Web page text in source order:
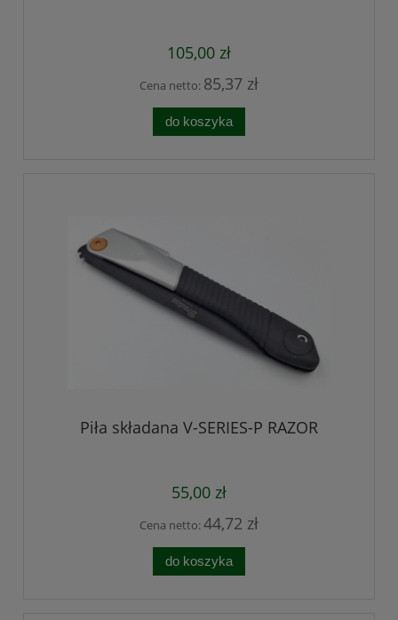
105,00 zł
Cena netto: 85,37 zł
do koszyka
Piła składana V-SERIES-P RAZOR
55,00 zł
Cena netto:44,72 zł
do koszyka